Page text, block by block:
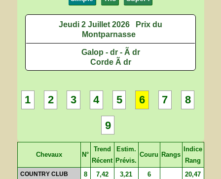
Jeudi 2 Juillet 2026
Prix du
Montparnasse
Galop - dr - Ã dr
Corde Ã dr
1 2 3 4 5 6 7 8
9
Chevaux N°
Trend
Récent
Estim.
Prévis.
Couru Rangs
Indice
Rang
COUNTRY CLUB 8 7,42 3,21 6 20,47